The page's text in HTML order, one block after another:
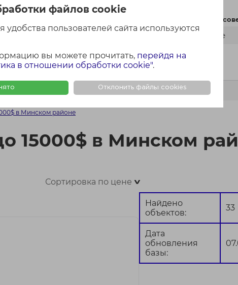
файлов cookie
пользователей сайта используются
вы можете прочитать, перейдя на
в отношении обработки cookie".
Отклонить файлы cookies
Все
Найти Сбросить
ФОТО + КАРТА ФОТО КАРТА
в Минском районе
15000$ в Минском
Сортировка по цене>
Найдено
объектов:
33
Дата
обновления
базы: